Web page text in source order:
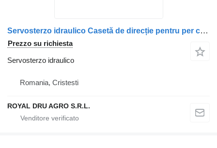
Servosterzo idraulico Casetă de direcție pentru per camion Scania – coduri 1438213, 1930694, 2260735, 573184, 1381877, 1847313, 571406
Prezzo su richiesta
Servosterzo idraulico
Romania, Cristesti
ROYAL DRU AGRO S.R.L.